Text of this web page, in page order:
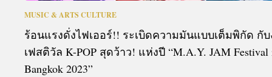
MUSIC & ARTS CULTURE
ร้อนแรงดั่งไฟเออร์!! ระเบิดความมันแบบเต็มพิกัด กั
เฟสติวัล K-POP สุดว้าว! แห่งปี “M.A.Y. JAM Festival
Bangkok 2023”